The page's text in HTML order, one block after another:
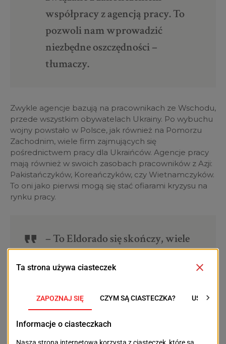
współpracy z agencją pracy. To
pozwoli nam wprowadzić
niezbędne oszczędności –
tłumaczy.
Zwykle agencje bazują na pracownikach ze Wschodu,
przede wszystkim obywatelach Ukrainy. Po wybuchu
wojny powstało w Polsce, jak również na Pomorzu
Zachodnim, wiele firm zajmujących się
pośrednictwem pracy dla Ukraińców. Agencje pracy
mają również w swoich zasobach pracowników z Azji:
Pakistańczyków, Koreańczyków, czy Wietnamczyków.
To oni jako pierwsi mogą się stać ofiarami kryzysu na
rynku pracy.
– To Eldorado się skończy, wiele
przetrwać – wyraża swoją opinię
kiedy brakowało pracowników,
wiele firm przepłacało i godziło się
na warunki tych agencji. Teraz